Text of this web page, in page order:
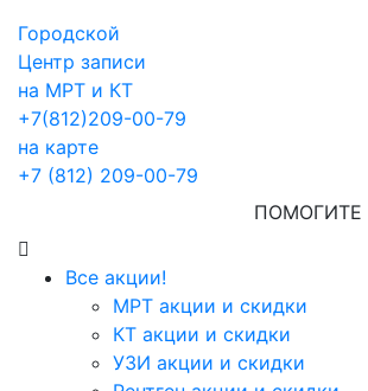
Городской
Центр записи
на МРТ и КТ
+7(812)209-00-79
на карте
+7 (812) 209-00-79
ПОМОГИТЕ
Все акции!
МРТ акции и скидки
КТ акции и скидки
УЗИ акции и скидки